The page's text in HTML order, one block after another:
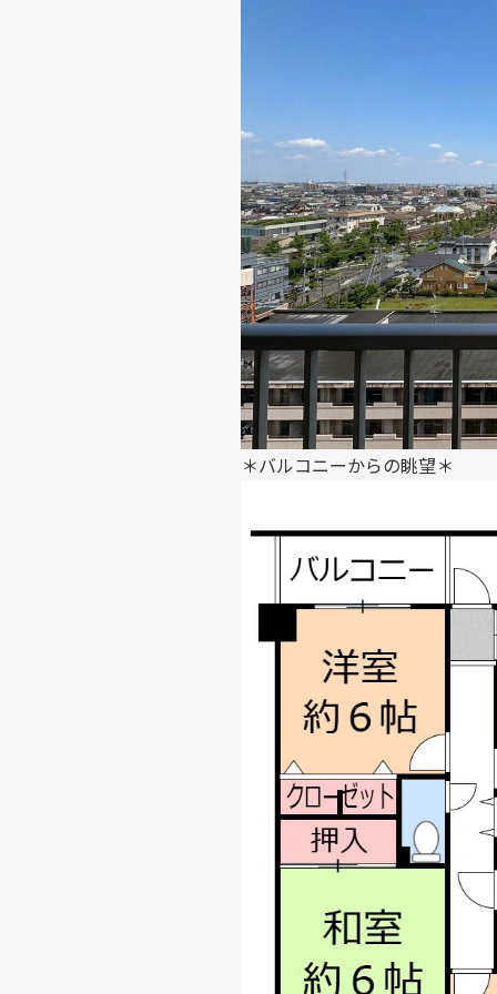
＊バルコニーからの眺望＊